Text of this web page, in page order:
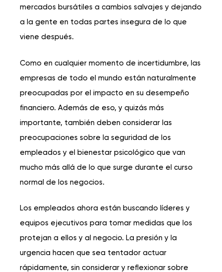
mercados bursátiles a cambios salvajes y dejando
a la gente en todas partes insegura de lo que
viene después.
Como en cualquier momento de incertidumbre, las
empresas de todo el mundo están naturalmente
preocupadas por el impacto en su desempeño
financiero. Además de eso, y quizás más
importante, también deben considerar las
preocupaciones sobre la seguridad de los
empleados y el bienestar psicológico que van
mucho más allá de lo que surge durante el curso
normal de los negocios.
Los empleados ahora están buscando líderes y
equipos ejecutivos para tomar medidas que los
protejan a ellos y al negocio. La presión y la
urgencia hacen que sea tentador actuar
rápidamente, sin considerar y reflexionar sobre